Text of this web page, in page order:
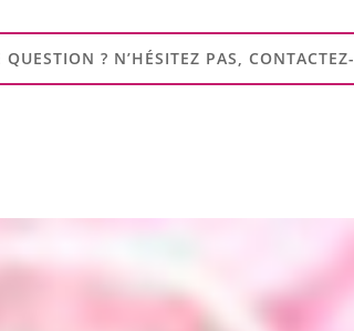
QUESTION ? N’HÉSITEZ PAS,